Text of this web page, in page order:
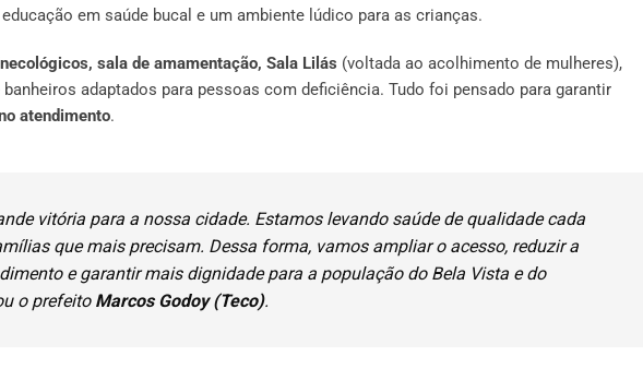
em saúde bucal e um ambiente lúdico para as crianças.
sala de amamentação, Sala Lilás (voltada ao acolhimento de mulheres),
adaptados para pessoas com deficiência. Tudo foi pensado para garantir
atendimento.
vitória para a nossa cidade. Estamos levando saúde de qualidade cada
que mais precisam. Dessa forma, vamos ampliar o acesso, reduzir a
e garantir mais dignidade para a população do Bela Vista e do
o prefeito Marcos Godoy (Teco).